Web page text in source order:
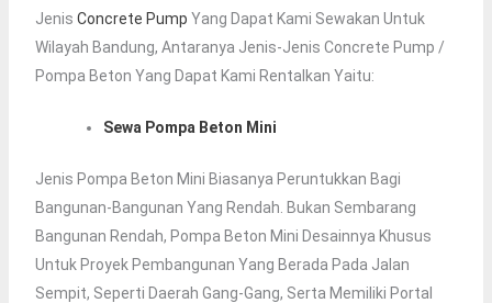
Jenis Concrete Pump Yang Dapat Kami Sewakan Untuk
Wilayah Bandung, Antaranya Jenis-Jenis Concrete Pump /
Pompa Beton Yang Dapat Kami Rentalkan Yaitu:
Sewa Pompa Beton Mini
Jenis Pompa Beton Mini Biasanya Peruntukkan Bagi
Bangunan-Bangunan Yang Rendah. Bukan Sembarang
Bangunan Rendah, Pompa Beton Mini Desainnya Khusus
Untuk Proyek Pembangunan Yang Berada Pada Jalan
Sempit, Seperti Daerah Gang-Gang, Serta Memiliki Portal